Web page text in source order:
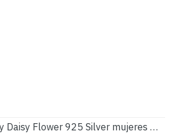
Lovely Daisy Flower 925 Silver mujeres Stud pendientes y colgantes collar conjuntos de joyas para 2019